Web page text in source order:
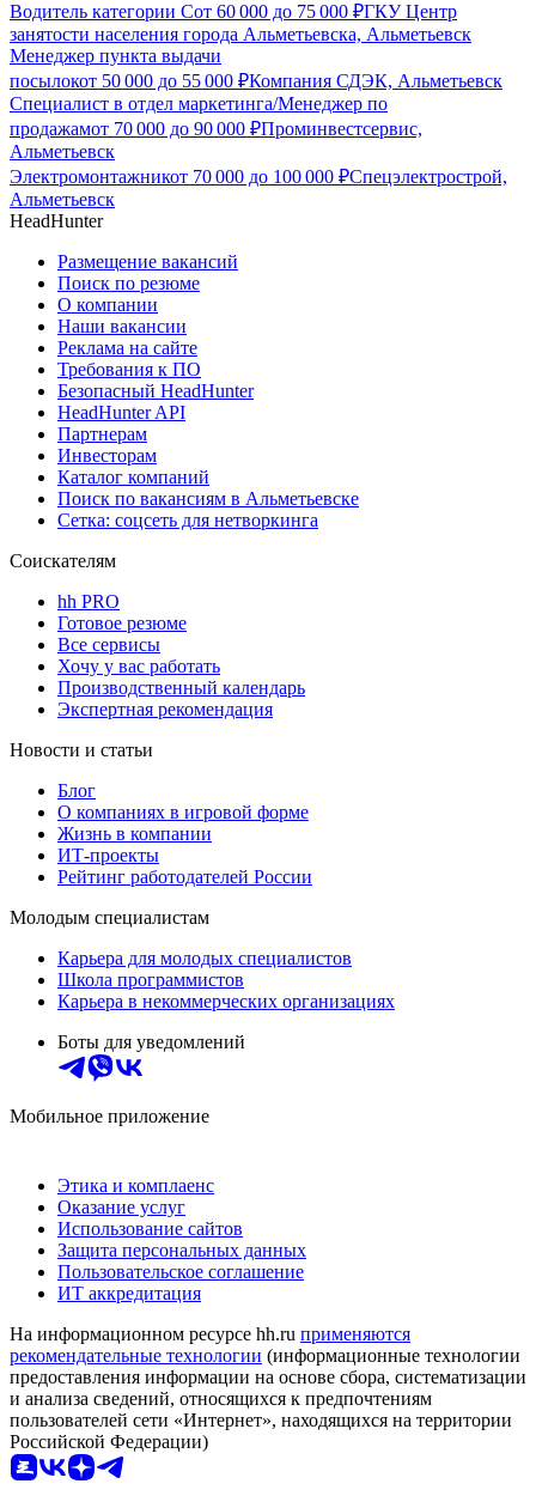
Водитель категории Сот 60 000 до 75 000 ₽ГКУ Центр
занятости населения города Альметьевска, Альметьевск
Менеджер пункта выдачи
посылокот 50 000 до 55 000 ₽Компания СДЭК, Альметьевск
Специалист в отдел маркетинга/Менеджер по
продажамот 70 000 до 90 000 ₽Проминвестсервис,
Альметьевск
Электромонтажникот 70 000 до 100 000 ₽Спецэлектрострой,
Альметьевск
HeadHunter
Размещение вакансий
Поиск по резюме
О компании
Наши вакансии
Реклама на сайте
Требования к ПО
Безопасный HeadHunter
HeadHunter API
Партнерам
Инвесторам
Каталог компаний
Поиск по вакансиям в Альметьевске
Сетка: соцсеть для нетворкинга
Соискателям
hh PRO
Готовое резюме
Все сервисы
Хочу у вас работать
Производственный календарь
Экспертная рекомендация
Новости и статьи
Блог
О компаниях в игровой форме
Жизнь в компании
ИТ-проекты
Рейтинг работодателей России
Молодым специалистам
Карьера для молодых специалистов
Школа программистов
Карьера в некоммерческих организациях
Боты для уведомлений
Мобильное приложение
Этика и комплаенс
Оказание услуг
Использование сайтов
Защита персональных данных
Пользовательское соглашение
ИТ аккредитация
На информационном ресурсе hh.ru применяются
рекомендательные технологии (информационные технологии
предоставления информации на основе сбора, систематизации
и анализа сведений, относящихся к предпочтениям
пользователей сети «Интернет», находящихся на территории
Российской Федерации)